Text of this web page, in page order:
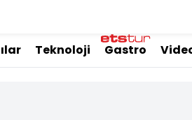
Teknoloji Gastro